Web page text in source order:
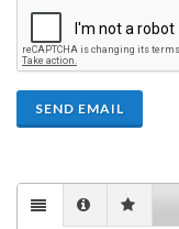
SEND EMAIL